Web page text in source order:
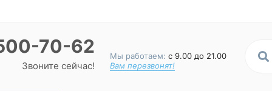
70-62
Звоните сейчас!
Мы работаем: с 9.00 до 21.00
Вам перезвонят!